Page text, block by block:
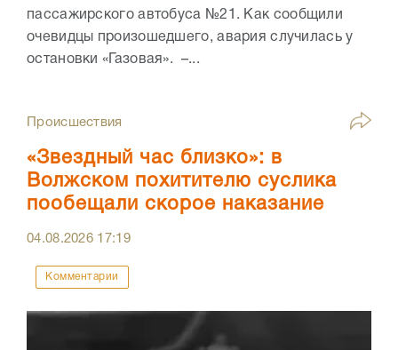
пассажирского автобуса №21. Как сообщили
очевидцы произошедшего, авария случилась у
остановки «Газовая». –...
Происшествия
«Звездный час близко»: в
Волжском похитителю суслика
пообещали скорое наказание
04.08.2026 17:19
Комментарии